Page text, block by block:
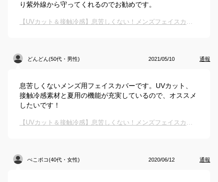
り紫外線から守ってくれるのでお勧めです。
【UVカット＆接触冷感】息苦しくない！メンズフェイスカバー・マスク・ガードのおすすめは？
どんどん(50代・男性) 2021/05/10 通報
息苦しくないメンズ用フェイスカバーです。UVカット、
接触冷感素材と夏用の機能が充実しているので、オススメ
したいです！
【UVカット＆接触冷感】息苦しくない！メンズフェイスカバー・マスク・ガードのおすすめは？
ぺこポコ(40代・女性) 2020/06/12 通報